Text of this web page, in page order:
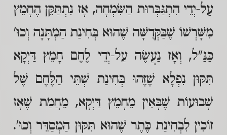
עַל-יְדֵי הִתְגַּבְּרוּת הַשִּׂמְחָה, אָז נִתְתַּקֵּן הֶחָמֵץ
מִשָּׁרְשׁוֹ שֶׁבַּקְּדֻשָּׁה שֶׁהוּא בְּחִינַת הַמְתָּנָה וְכוּ'
כַּנַּ"ל, וְאָז נַעֲשֶׂה עַל-יְדֵי לֶחֶם חָמֵץ דַּיְקָא
תִּקּוּן נִפְלָא שֶׁזֶּהוּ בְּחִינַת שְׁתֵּי הַלֶּחֶם שֶׁל
שָׁבוּעוֹת שֶׁבָּאִין מֵחָמֵץ דַּיְקָא, מֵחֲמַת שֶׁאָז
זוֹכִין לִבְחִינַת כֶּתֶר שֶׁהוּא תִּקּוּן הַמְסַדֵּר וְכוּ'.